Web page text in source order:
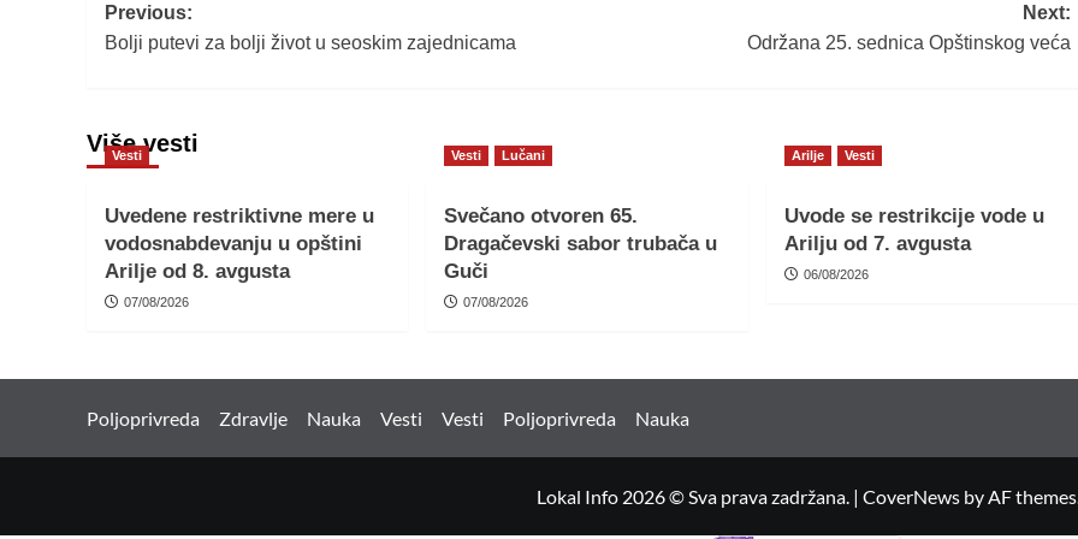
Post
navigation
Previous:
Bolji putevi za bolji život u seoskim zajednicama
Next:
Održana 25. sednica Opštinskog veća
Više vesti
Vesti
Uvedene restriktivne mere u
vodosnabdevanju u opštini
Arilje od 8. avgusta
07/08/2026
Vesti Lučani
Svečano otvoren 65.
Dragačevski sabor trubača u
Guči
07/08/2026
Arilje Vesti
Uvode se restrikcije vode u
Arilju od 7. avgusta
06/08/2026
Poljoprivreda Zdravlje Nauka Vesti Vesti Poljoprivreda Nauka
Lokal Info 2026 © Sva prava zadržana. | CoverNews by AF themes.